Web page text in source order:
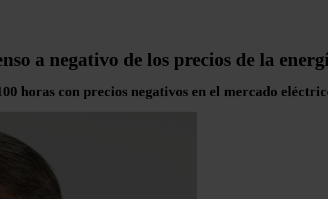
a negativo de los precios de la
horas con precios negativos en el mercado